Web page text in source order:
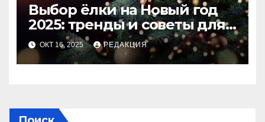
Выбор ёлки на Новый год
2025: тренды и советы для
идеального праздника
ОКТ 16, 2025 РЕДАКЦИЯ